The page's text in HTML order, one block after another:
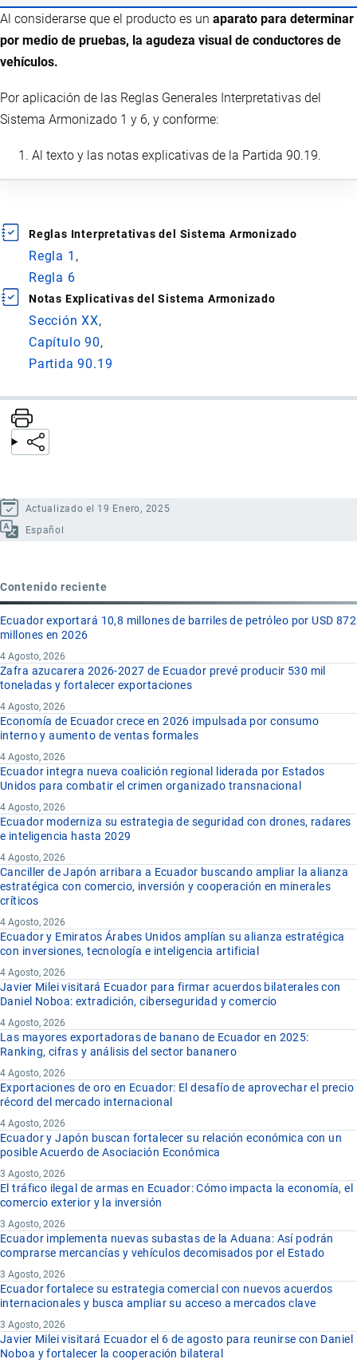
Al considerarse que el producto es un aparato para determinar
por medio de pruebas, la agudeza visual de conductores de
vehículos.
Por aplicación de las Reglas Generales Interpretativas del
Sistema Armonizado 1 y 6, y conforme:
Al texto y las notas explicativas de la Partida 90.19.
Reglas Interpretativas del Sistema Armonizado
Regla 1
Regla 6
Notas Explicativas del Sistema Armonizado
Sección XX
Capítulo 90
Partida 90.19
Actualizado el 19 Enero, 2025
Español
Contenido reciente
Ecuador exportará 10,8 millones de barriles de petróleo por USD 872
millones en 2026
4 Agosto, 2026
Zafra azucarera 2026-2027 de Ecuador prevé producir 530 mil
toneladas y fortalecer exportaciones
4 Agosto, 2026
Economía de Ecuador crece en 2026 impulsada por consumo
interno y aumento de ventas formales
4 Agosto, 2026
Ecuador integra nueva coalición regional liderada por Estados
Unidos para combatir el crimen organizado transnacional
4 Agosto, 2026
Ecuador moderniza su estrategia de seguridad con drones, radares
e inteligencia hasta 2029
4 Agosto, 2026
Canciller de Japón arribara a Ecuador buscando ampliar la alianza
estratégica con comercio, inversión y cooperación en minerales
críticos
4 Agosto, 2026
Ecuador y Emiratos Árabes Unidos amplían su alianza estratégica
con inversiones, tecnología e inteligencia artificial
4 Agosto, 2026
Javier Milei visitará Ecuador para firmar acuerdos bilaterales con
Daniel Noboa: extradición, ciberseguridad y comercio
4 Agosto, 2026
Las mayores exportadoras de banano de Ecuador en 2025:
Ranking, cifras y análisis del sector bananero
4 Agosto, 2026
Exportaciones de oro en Ecuador: El desafío de aprovechar el precio
récord del mercado internacional
4 Agosto, 2026
Ecuador y Japón buscan fortalecer su relación económica con un
posible Acuerdo de Asociación Económica
3 Agosto, 2026
El tráfico ilegal de armas en Ecuador: Cómo impacta la economía, el
comercio exterior y la inversión
3 Agosto, 2026
Ecuador implementa nuevas subastas de la Aduana: Así podrán
comprarse mercancías y vehículos decomisados por el Estado
3 Agosto, 2026
Ecuador fortalece su estrategia comercial con nuevos acuerdos
internacionales y busca ampliar su acceso a mercados clave
3 Agosto, 2026
Javier Milei visitará Ecuador el 6 de agosto para reunirse con Daniel
Noboa y fortalecer la cooperación bilateral